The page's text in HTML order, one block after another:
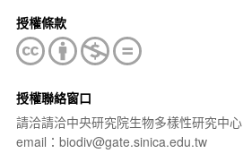
授權條款
授權聯絡窗口
請洽請洽中央研究院生物多樣性研究中心
email：biodiv@gate.sinica.edu.tw